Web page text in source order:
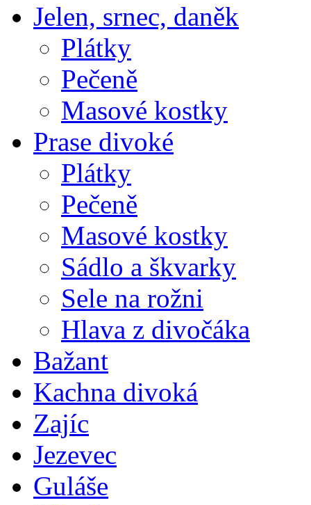
Jelen, srnec, daněk
Plátky
Pečeně
Masové kostky
Prase divoké
Plátky
Pečeně
Masové kostky
Sádlo a škvarky
Sele na rožni
Hlava z divočáka
Bažant
Kachna divoká
Zajíc
Jezevec
Guláše